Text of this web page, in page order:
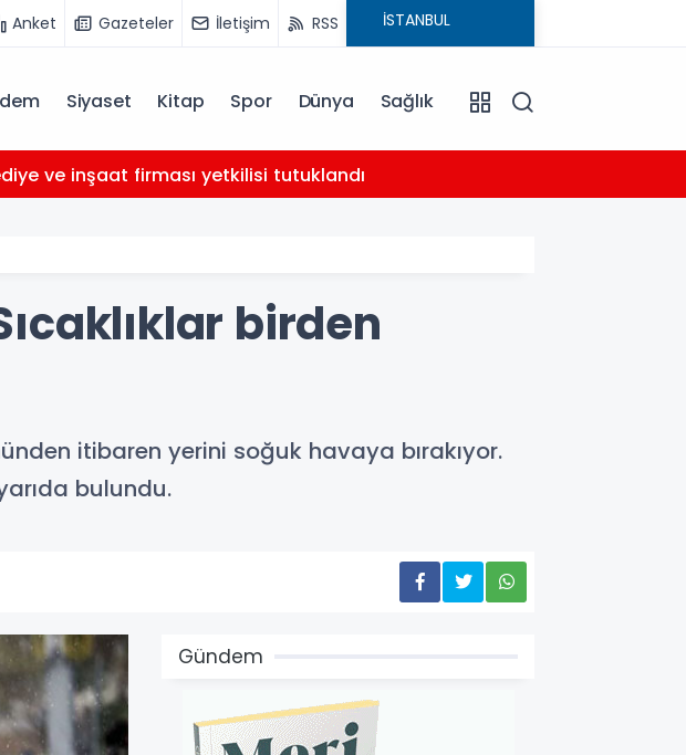
Anket Gazeteler İletişim RSS
Siyaset Kitap Spor Dünya Sağlık
ve inşaat firması yetkilisi tutuklandı
birden
itibaren yerini soğuk havaya bırakıyor.
bulundu.
Gündem